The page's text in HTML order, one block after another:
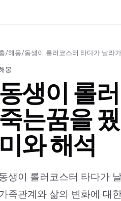
/해몽/동생이 롤러코스터 타다가 날라
몽
동생이 롤
죽는꿈을
미와 해석
생이 롤러코스터 타다가
족관계와 삶의 변화에 대